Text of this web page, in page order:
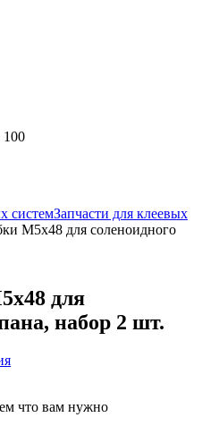
100
системЗапчасти для клеевых
M5x48 для соленоидного
для
набор 2 шт.
что вам нужно